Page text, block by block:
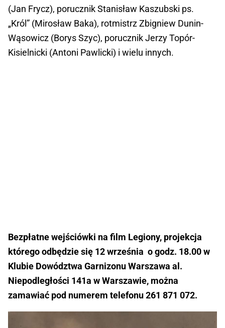
(Jan Frycz), porucznik Stanisław Kaszubski ps.
„Król” (Mirosław Baka), rotmistrz Zbigniew Dunin-
Wąsowicz (Borys Szyc), porucznik Jerzy Topór-
Kisielnicki (Antoni Pawlicki) i wielu innych.
Bezpłatne wejściówki na film Legiony, projekcja
którego odbędzie się 12 września o godz. 18.00 w
Klubie Dowództwa Garnizonu Warszawa al.
Niepodległości 141a w Warszawie, można
zamawiać pod numerem telefonu 261 871 072.